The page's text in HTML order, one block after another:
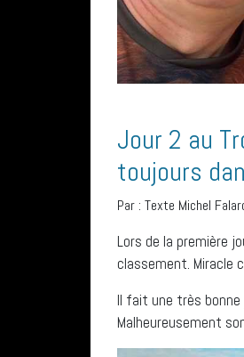
Jour 2 au
toujours
Par : Texte Michel
Lors de la première
classement. Miracle
Il fait une très bonne
Malheureusement